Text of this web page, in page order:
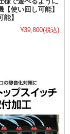
【使い回し可能】
能】
¥39,800(税込)